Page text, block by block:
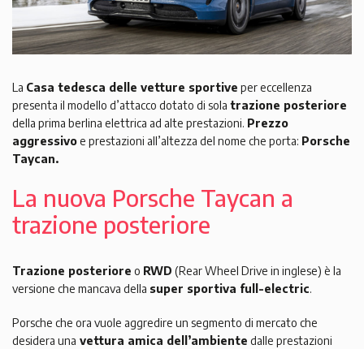
La Casa tedesca delle vetture sportive per eccellenza
presenta il modello d’attacco dotato di sola trazione posteriore
della prima berlina elettrica ad alte prestazioni. Prezzo
aggressivoe prestazioni all’altezza del nome che porta: Porsche
Taycan.
La nuova Porsche Taycan a
trazione posteriore
Trazione posteriore o RWD (Rear Wheel Drive in inglese) è la
versione che mancava della super sportiva full-electric.
Porsche che ora vuole aggredire un segmento di mercato che
desidera una vettura amica dell’ambiente dalle prestazioni